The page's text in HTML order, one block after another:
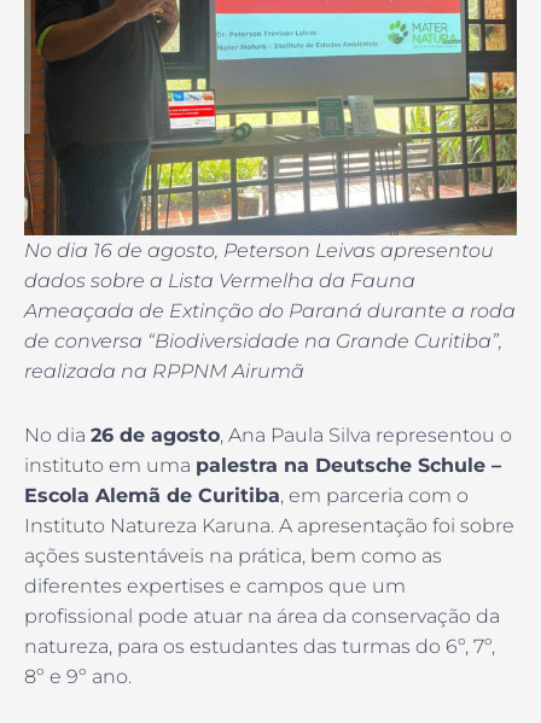
No dia 16 de agosto, Peterson Leivas apresentou
dados sobre a Lista Vermelha da Fauna
Ameaçada de Extinção do Paraná durante a roda
de conversa “Biodiversidade na Grande Curitiba”,
realizada na RPPNM Airumã
No dia 26 de agosto, Ana Paula Silva representou o
instituto em uma palestra na Deutsche Schule –
Escola Alemã de Curitiba, em parceria com o
Instituto Natureza Karuna. A apresentação foi sobre
ações sustentáveis na prática, bem como as
diferentes expertises e campos que um
profissional pode atuar na área da conservação da
natureza, para os estudantes das turmas do 6º, 7º,
8º e 9º ano.